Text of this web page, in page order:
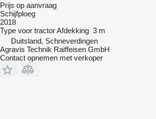
Prijs op aanvraag
Schijfploeg
2018
Type voor tractorAfdekking 3 m
Duitsland, Schneverdingen
Agravis Technik Raiffeisen GmbH
Contact opnemen met verkoper